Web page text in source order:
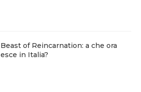
Beast of Reincarnation: a che ora
esce in Italia?